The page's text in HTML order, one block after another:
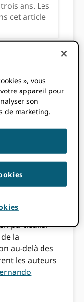
ans. Les
cet article
de
numérisation
sont
des
de 12,000 60
disciplines
quant au
particulier
la
au-delà des
les auteurs
», vous
appareil pour
son
de marketing.